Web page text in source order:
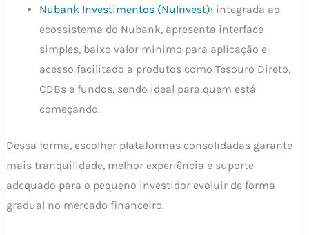
Nubank Investimentos (NuInvest): integrada ao
ecossistema do Nubank, apresenta interface
simples, baixo valor mínimo para aplicação e
acesso facilitado a produtos como Tesouro Direto,
CDBs e fundos, sendo ideal para quem está
começando.
Dessa forma, escolher plataformas consolidadas garante
mais tranquilidade, melhor experiência e suporte
adequado para o pequeno investidor evoluir de forma
gradual no mercado financeiro.